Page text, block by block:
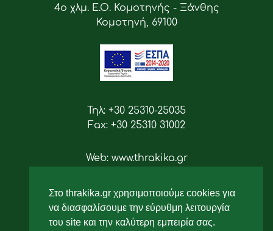
Στο thrakika.gr χρησιμοποιούμε cookies για
να διασφαλίσουμε την εύρυθμη λειτουργία
του site και την καλύτερη εμπειρία σας.
4ο χλμ. Ε.Ο. Κομοτηνής - Ξάνθης
Κομοτηνή, 69100
Τηλ: +30 25310-25035
Fax: +30 25310 31002
Web: www.thrakika.gr
Ακολουθήστε μας